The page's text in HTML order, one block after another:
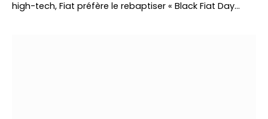
high-tech, Fiat préfère le rebaptiser « Black Fiat Day…